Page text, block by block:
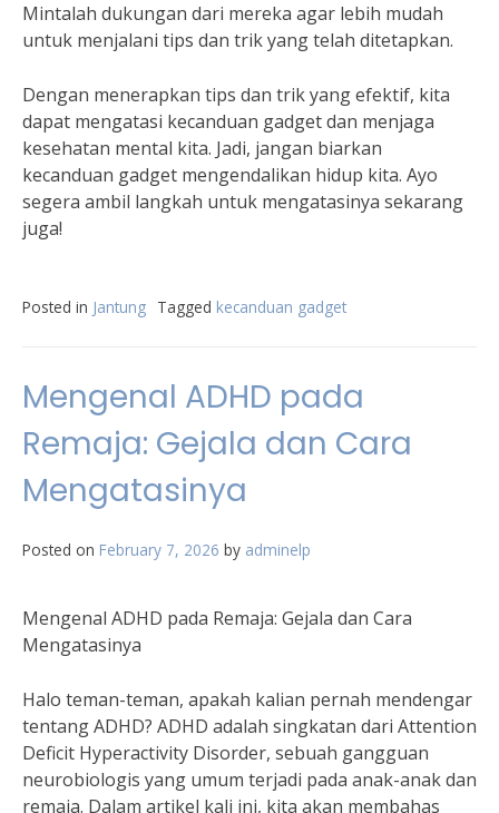
Mintalah dukungan dari mereka agar lebih mudah
untuk menjalani tips dan trik yang telah ditetapkan.
Dengan menerapkan tips dan trik yang efektif, kita
dapat mengatasi kecanduan gadget dan menjaga
kesehatan mental kita. Jadi, jangan biarkan
kecanduan gadget mengendalikan hidup kita. Ayo
segera ambil langkah untuk mengatasinya sekarang
juga!
Posted in Jantung Tagged kecanduan gadget
Mengenal ADHD pada
Remaja: Gejala dan Cara
Mengatasinya
Posted on February 7, 2026 by adminelp
Mengenal ADHD pada Remaja: Gejala dan Cara
Mengatasinya
Halo teman-teman, apakah kalian pernah mendengar
tentang ADHD? ADHD adalah singkatan dari Attention
Deficit Hyperactivity Disorder, sebuah gangguan
neurobiologis yang umum terjadi pada anak-anak dan
remaja. Dalam artikel kali ini, kita akan membahas